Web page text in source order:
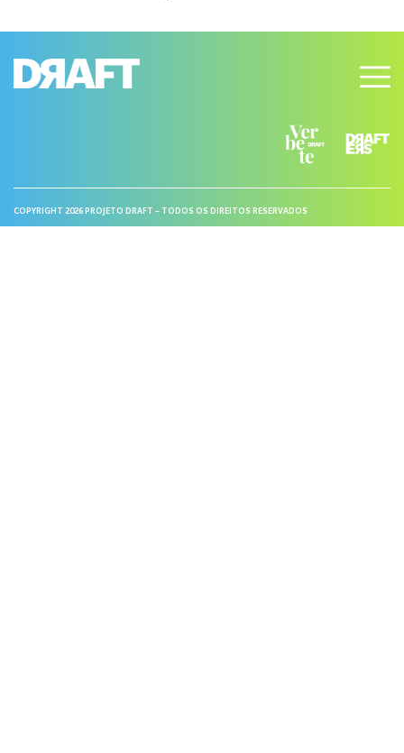
COPYRIGHT 2026 PROJETO DRAFT – TODOS OS DIREITOS RESERVADOS